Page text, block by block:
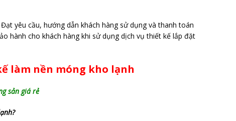
yêu cầu, hướng dẫn khách hàng sử dụng và thanh toán
hành cho khách hàng khi sử dụng dịch vụ thiết kế lắp đặt
làm nền móng kho lạnh
sản giá rẻ